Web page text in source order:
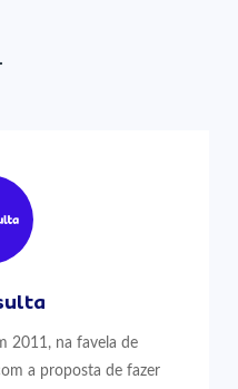
2011, na favela de
a proposta de fazer